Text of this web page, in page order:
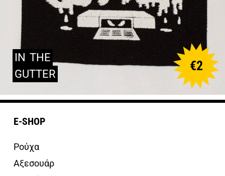
IN THE
GUTTER
€2
E-SHOP
Ρούχα
Αξεσουάρ